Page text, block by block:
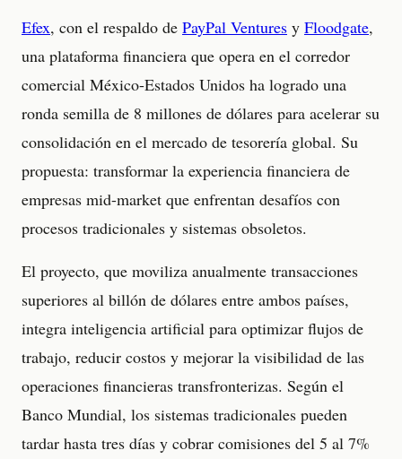
Efex, con el respaldo de PayPal Ventures y Floodgate,
una plataforma financiera que opera en el corredor
comercial México-Estados Unidos ha logrado una
ronda semilla de 8 millones de dólares para acelerar su
consolidación en el mercado de tesorería global. Su
propuesta: transformar la experiencia financiera de
empresas mid-market que enfrentan desafíos con
procesos tradicionales y sistemas obsoletos.
El proyecto, que moviliza anualmente transacciones
superiores al billón de dólares entre ambos países,
integra inteligencia artificial para optimizar flujos de
trabajo, reducir costos y mejorar la visibilidad de las
operaciones financieras transfronterizas. Según el
Banco Mundial, los sistemas tradicionales pueden
tardar hasta tres días y cobrar comisiones del 5 al 7%